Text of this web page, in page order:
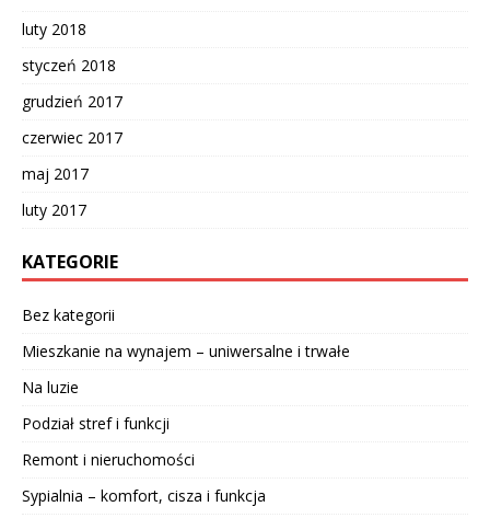
luty 2018
styczeń 2018
grudzień 2017
czerwiec 2017
maj 2017
luty 2017
KATEGORIE
Bez kategorii
Mieszkanie na wynajem – uniwersalne i trwałe
Na luzie
Podział stref i funkcji
Remont i nieruchomości
Sypialnia – komfort, cisza i funkcja